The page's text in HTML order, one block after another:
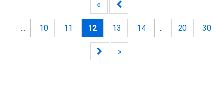
«
... 10 11 12 13 14 ... 20 30
»